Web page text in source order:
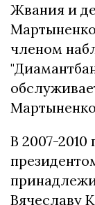
Жвания и
членом
В 2007-
Вячеславу